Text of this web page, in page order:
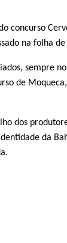
concurso
na folha
sempre
de
dos
da